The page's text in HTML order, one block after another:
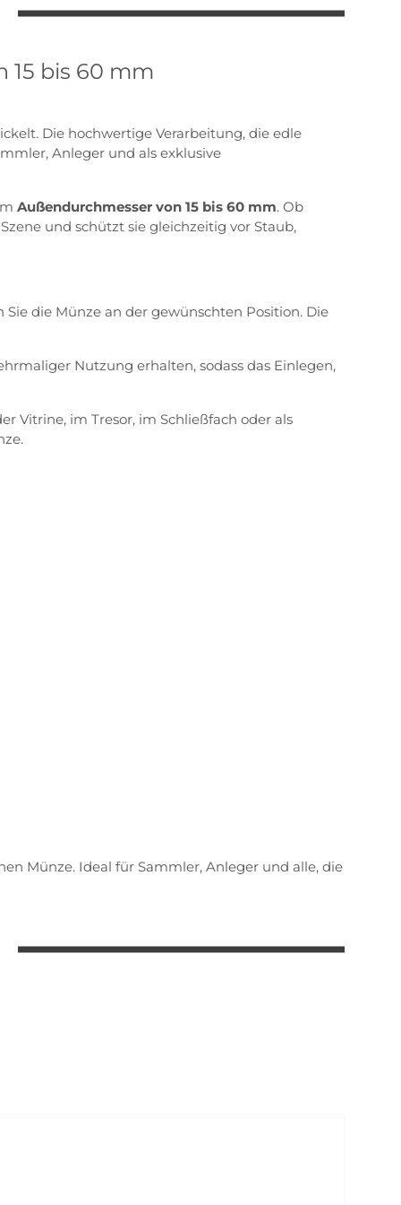
15 bis 60 mm
Die hochwertige Verarbeitung, die edle
Anleger und als exklusive
Außendurchmesser von 15 bis 60 mm. Ob
und schützt sie gleichzeitig vor Staub,
die Münze an der gewünschten Position. Die
Nutzung erhalten, sodass das Einlegen,
Vitrine, im Tresor, im Schließfach oder als
Münze. Ideal für Sammler, Anleger und alle, die